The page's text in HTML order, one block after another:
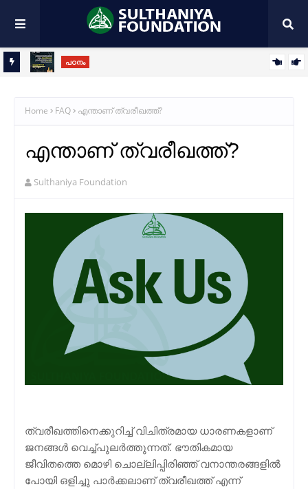
പഠനം
Home FAQ എന്താണ് ത്വരീഖത്ത്?
എന്താണ് ത്വരീഖത്ത്?
Sulthaniya Foundation
ത്വരീഖത്തിനെക്കുറിച്ച് വിചിത്രമായ ധാരണകളാണ്
ജനങ്ങള്‍ വെച്ച്പുലര്‍ത്തുന്നത്. ഭൗതികമായ
ജീവിതത്തെ മൊഴി ചൊല്ലിപ്പിരിഞ്ഞ് വനാന്തരങ്ങളില്‍
പോയി ഒളിച്ചു പാര്‍ക്കലാണ് ത്വരീഖത്ത് എന്ന്